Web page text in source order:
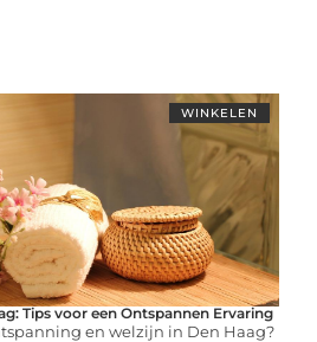
WINKELEN
Tips voor een Ontspannen Ervaring
en welzijn in Den Haag?